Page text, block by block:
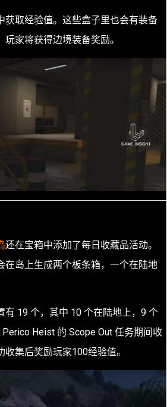
获取经验值。这些盒子里也会有装备
家将获得边境装备奖励。
还在宝箱中添加了每日收藏品活动。
在岛上生成两个板条箱，一个在陆地
有 19 个，其中 10 个在陆地上，9 个
Heist 的 Scope Out 任务期间收
集后奖励玩家100经验值。